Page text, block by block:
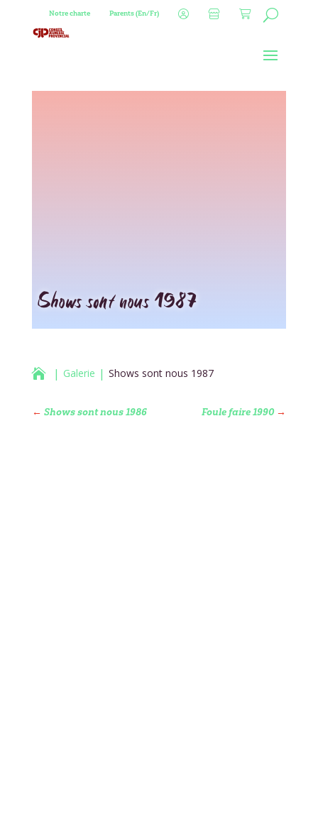
Notre charte Parents (En/Fr)
Shows sont nous 1987
 Galerie Shows sont nous 1987
← Shows sont nous 1986 Foule faire 1990→